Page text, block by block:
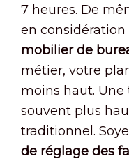
7 heures. De
en considération
mobilier de
métier, votre
moins haut. Une
souvent plus
traditionnel.
de réglage des